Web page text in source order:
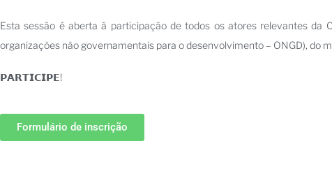
Esta sessão é aberta à participação de todos os atores relevantes da
organizações não governamentais para o desenvolvimento – ONGD), do
𝗣𝗔𝗥𝗧𝗜𝗖𝗜𝗣𝗘!
Formulário de inscrição